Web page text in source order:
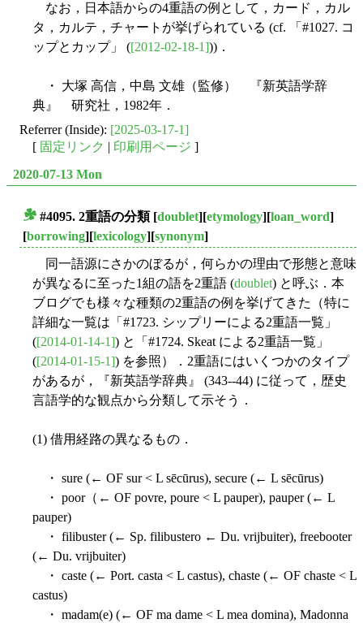
なお，日本語からの4重語の例として，カード，カル
タ，カルテ，チャートが挙げられている (cf. 「#1027. コ
ップとカップ」 ([2012-02-18-1]))．
・ 大塚 高信，中島 文雄（監修） 『新英語学辞
典』 研究社，1982年．
Referrer (Inside): [2025-03-17-1]
[ 固定リンク | 印刷用ページ ]
2020-07-13 Mon
#4095. 2重語の分類[doublet][etymology][loan_word]
[borrowing][lexicology][synonym]
同一語源にさかのぼるが，何らかの理由で形態と意味
が異なるに至った1組の語を2重語 (doublet) と呼ぶ．本
ブログでも様々な種類の2重語の例を挙げてきた（特に
詳細な一覧は「#1723. シップリーによる2重語一覧」
([2014-01-14-1]) と「#1724. Skeat による2重語一覧」
([2014-01-15-1]) を参照）．2重語にはいくつかのタイプ
があるが，『新英語学辞典』 (343--44) に従って，歴史
言語学的な観点から分類して示そう．
(1) 借用経路の異なるもの．
・ sure (← OF sur < L sēcūrus), secure (← L sēcūrus)
・ poor（← OF povre, poure < L pauper), pauper (← L
pauper)
・ filibuster (← Sp. filibustero ← Du. vrijbuiter), freebooter
(← Du. vrijbuiter)
・ caste (← Port. casta < L castus), chaste (← OF chaste < L
castus)
・ madam(e) (← OF ma dame < L mea domina), Madonna